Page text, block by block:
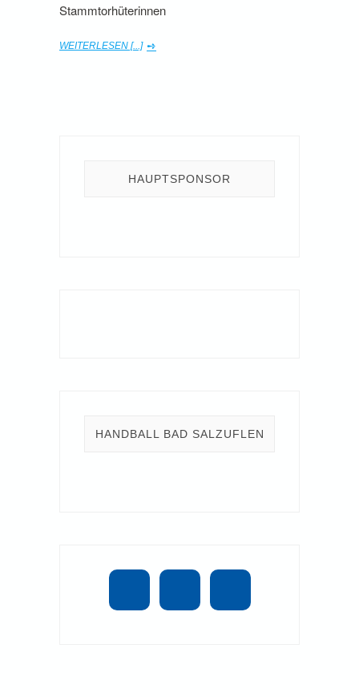
Stammtorhüterinnen
WEITERLESEN [...]
HAUPTSPONSOR
HANDBALL BAD SALZUFLEN